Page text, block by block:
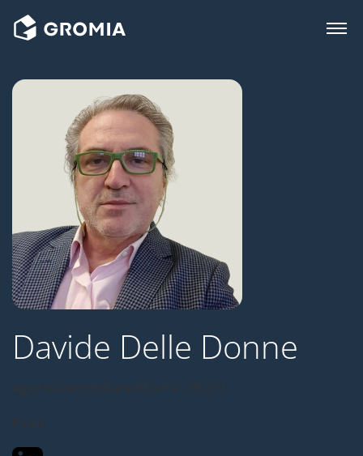
Davide Delle Donne